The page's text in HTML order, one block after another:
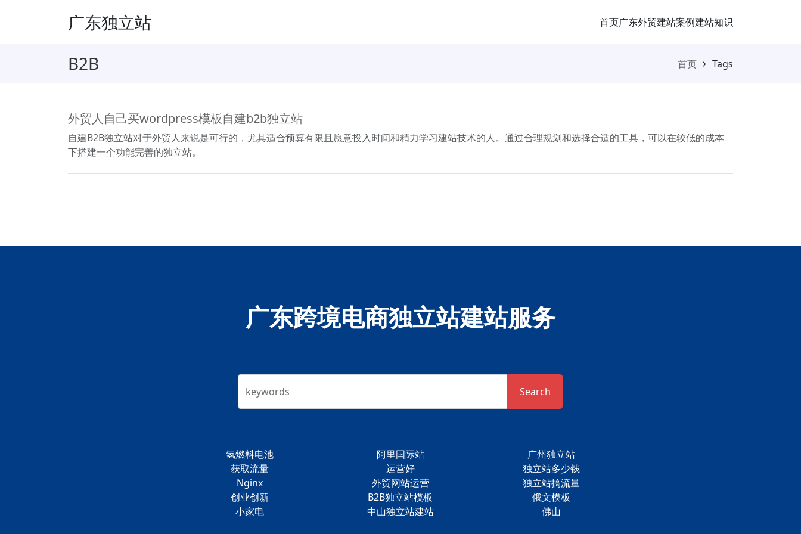
广东独立站 首页广东外贸建站案例建站知识
B2B 首页 Tags
外贸人自己买wordpress模板自建b2b独立站
自建B2B独立站对于外贸人来说是可行的，尤其适合预算有限且愿意投入时间和精力学习建站技术的人。通过合理规划和选择合适的工具，可以在较低的成本
下搭建一个功能完善的独立站。
广东跨境电商独立站建站服务
keywords Search
氢燃料电池 阿里国际站
广州独立站
获取流量
运营好
独立站多少钱
Nginx
外贸网站运营
独立站搞流量
创业创新
B2B独立站模板
俄文模板
小家电
中山独立站建站 佛山